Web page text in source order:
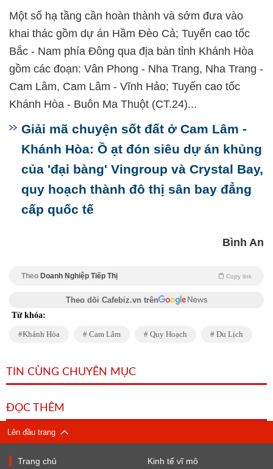
Một số hạ tầng cần hoàn thành và sớm đưa vào
khai thác gồm dự án Hầm Đèo Cả; Tuyến cao tốc
Bắc - Nam phía Đông qua địa bàn tỉnh Khánh Hòa
gồm các đoạn: Vân Phong - Nha Trang, Nha Trang -
Cam Lâm, Cam Lâm - Vĩnh Hảo; Tuyến cao tốc
Khánh Hòa - Buôn Ma Thuột (CT.24)...
Giải mã chuyện sốt đất ở Cam Lâm -
Khánh Hòa: Ồ ạt đón siêu dự án khủng
của 'đại bàng' Vingroup và Crystal Bay,
quy hoạch thành đô thị sân bay đẳng
cấp quốc tế
Bình An
Theo Doanh Nghiệp Tiếp Thị Copy link
Theo dõi Cafebiz.vn trên
Từ khóa:
Khánh Hòa Cam Lâm Quy Hoạch Du Lịch
TIN CÙNG CHUYÊN MỤC
ĐỌC THÊM
Lên đầu trang
Trang chủ Kinh tế vĩ mô